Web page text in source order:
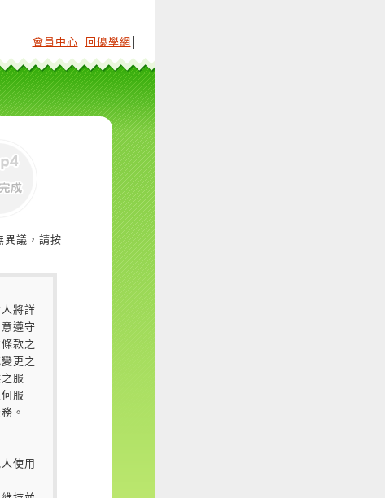
會員中心 回優學網
異議，請按